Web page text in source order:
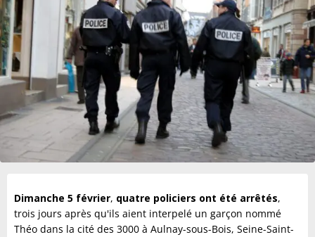
Dimanche 5 février, quatre policiers ont été arrêtés,
trois jours après qu'ils aient interpelé un garçon nommé
Théo dans la cité des 3000 à Aulnay-sous-Bois, Seine-Saint-